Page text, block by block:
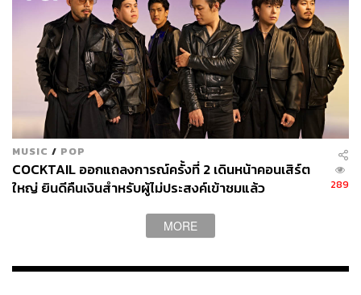
บาร์เล็กด้านในสุดคือที่มาของความครื้นเครงสไตล์โอกินาวา
ข้างๆ มีชั้นวางขายขนมห่อเล็กแบบเดียวกับที่พ่อค้าแม่ค้าเร่
ขายริมหาด เผื่อใครที่อยากได้ของขบเคี้ยว แกล้มเหล้า แต่ถ้า
อิ่มกันมาแล้ว ตรงไปที่หน้าบาร์ แล้วสั่งเครื่องดื่มกันได้เลย
MUSIC / POP
COCKTAIL ออกแถลงการณ์ครั้งที่ 2 เดินหน้าคอนเสิร์ต
ใหญ่ ยินดีคืนเงินสำหรับผู้ไม่ประสงค์เข้าชมแล้ว
289
MORE